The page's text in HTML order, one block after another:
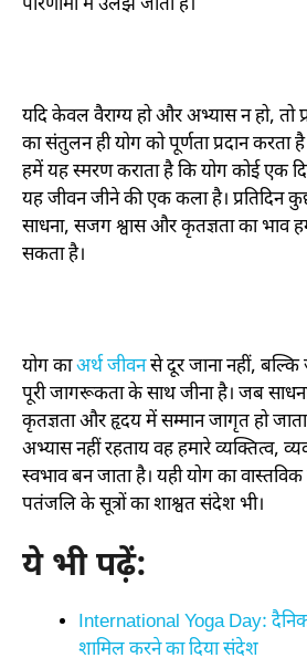
परिणामों में उलझ जाता है।
यदि केवल वैराग्य हो और अभ्यास न हो, तो
का संतुलन ही योग को पूर्णता प्रदान करता
हमें यह स्मरण कराता है कि योग कोई एक
यह जीवन जीने की एक कला है। प्रतिदिन
साधना, सजग श्वास और कृतज्ञता का भाव
सकता है।
योग काअर्थ जीवनसे दूर जाना नहीं, बल्कि
पूरी जागरूकता के साथ जीना है। जब
कृतज्ञता और हृदय में सम्मान जागृत हो
अभ्यास नहीं रहताय वह हमारे व्यक्तित्व,
स्वभाव बन जाता है। यही योग का
पतंजलि के सूत्रों का शाश्वत संदेश भी।
ये भी पढ़ें:
International Yoga Day:
शामिल करने का दिया संदेश